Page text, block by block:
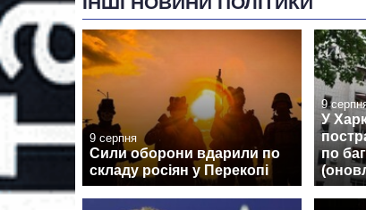
9 серпня
Сили оборони вдарили по
складу росіян у Перекопі
9
У
по